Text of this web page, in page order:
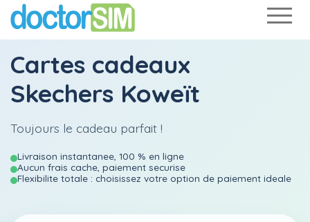
Cartes cadeaux
Skechers Koweït
Toujours le cadeau parfait !
Livraison instantanee, 100 % en ligne
Aucun frais cache, paiement securise
Flexibilite totale : choisissez votre option de paiement ideale